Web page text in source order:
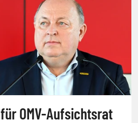
OMV-Aufsichtsrat